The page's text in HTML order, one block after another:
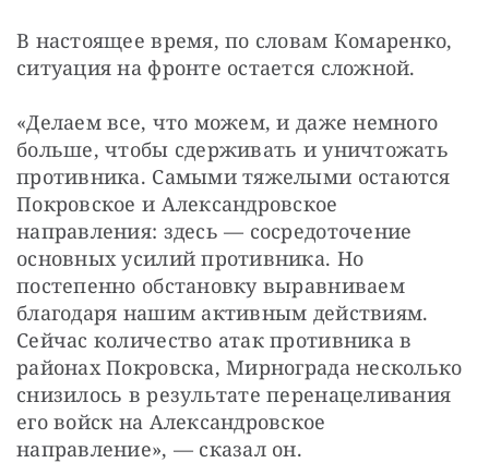
В настоящее время, по словам Комаренко,
ситуация на фронте остается сложной.
«Делаем все, что можем, и даже немного
больше, чтобы сдерживать и уничтожать
противника. Самыми тяжелыми остаются
Покровское и Александровское
направления: здесь — сосредоточение
основных усилий противника. Но
постепенно обстановку выравниваем
благодаря нашим активным действиям.
Сейчас количество атак противника в
районах Покровска, Мирнограда несколько
снизилось в результате перенацеливания
его войск на Александровское
направление», — сказал он.